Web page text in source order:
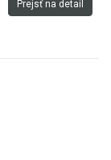
Prejsť na detail